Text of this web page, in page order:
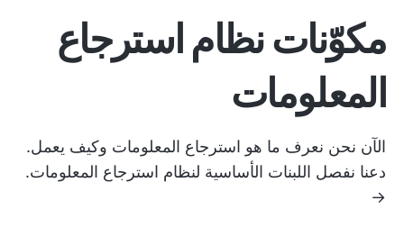
مكوّنات نظام استرجاع
المعلومات
الآن نحن نعرف ما هو استرجاع المعلومات وكيف يعمل.
دعنا نفصل اللبنات الأساسية لنظام استرجاع المعلومات.
→